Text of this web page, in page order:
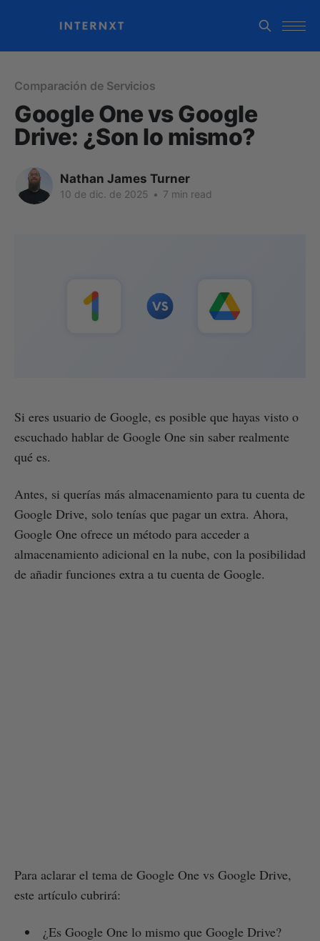
Comparación de Servicios
Google One vs Google
Drive: ¿Son lo mismo?
Nathan James Turner
10 de dic. de 2025 • 7 min read
Si eres usuario de Google, es posible que hayas visto o
escuchado hablar de Google One sin saber realmente
qué es.
Antes, si querías más almacenamiento para tu cuenta de
Google Drive, solo tenías que pagar un extra. Ahora,
Google One ofrece un método para acceder a
almacenamiento adicional en la nube, con la posibilidad
de añadir funciones extra a tu cuenta de Google.
Para aclarar el tema de Google One vs Google Drive,
este artículo cubrirá:
¿Es Google One lo mismo que Google Drive?